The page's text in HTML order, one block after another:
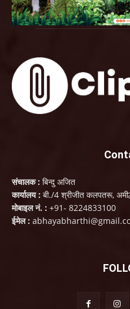
संचालक : बिन्दु अजित
कार्यालय : बी./4 श्रीजीत कलपतरू,
मोबाइल नं. : +91- 8224833100
ईमेल :